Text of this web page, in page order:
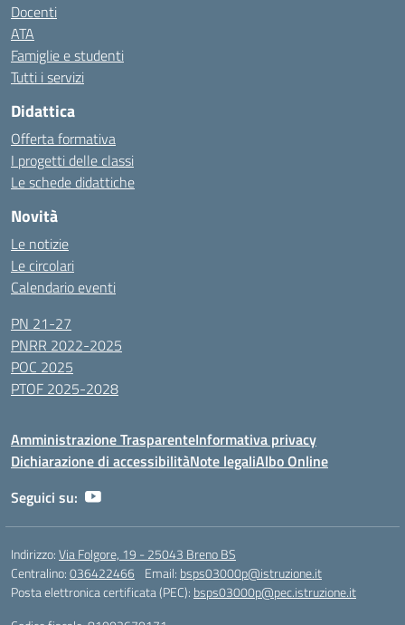
Docenti
ATA
Famiglie e studenti
Tutti i servizi
Didattica
Offerta formativa
I progetti delle classi
Le schede didattiche
Novità
Le notizie
Le circolari
Calendario eventi
PN 21-27
PNRR 2022-2025
POC 2025
PTOF 2025-2028
Amministrazione TrasparenteInformativa privacy
Dichiarazione di accessibilitàNote legaliAlbo Online
Seguici su:
Indirizzo:Via Folgore, 19 - 25043 Breno BS
Centralino:036422466 Email: bsps03000p@istruzione.it
Posta elettronica certificata (PEC): bsps03000p@pec.istruzione.it